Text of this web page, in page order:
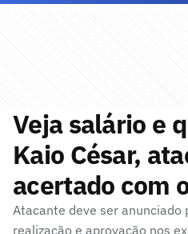
Veja salário e
Kaio César,
acertado com
Atacante deve ser anunciado
realização e aprovação nos